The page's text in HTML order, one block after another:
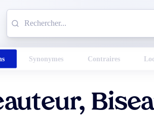
Synonymes Contraires